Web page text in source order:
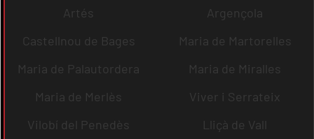
Artés
Argençola
Castellnou de Bages
Maria de Martorelles
Maria de Palautordera
Maria de Miralles
Maria de Merlès
Viver i Serrateix
Vilobí del Penedès
Lliçà de Vall